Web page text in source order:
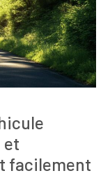
et
facilement